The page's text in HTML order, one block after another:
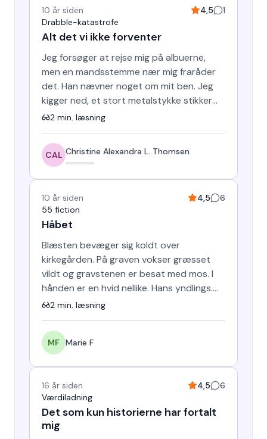
10 år siden 4,5
1
Drabble-katastrofe
Alt det vi ikke forventer
Jeg forsøger at rejse mig på albuerne,
men en mandsstemme nær mig fraråder
det. Han nævner noget om mit ben. Jeg
kigger ned, et stort metalstykke stikker
ud af mit lår. Det ligner …
2 min. læsning
CAL Christine Alexandra L. Thomsen
10 år siden 4,5
6
55 fiction
Håbet
Blæsten bevæger sig koldt over
kirkegården. På graven vokser græsset
vildt og gravstenen er besat med mos. I
hånden er en hvid nellike. Hans yndlings.
Tårerne skaber et landskab på…
2 min. læsning
MF Marie F
16 år siden 4,5
6
Værdiladning
Det som kun historierne har fortalt
mig